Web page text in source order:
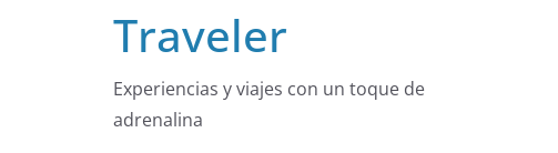
Traveler
Experiencias y viajes con un toque de
adrenalina